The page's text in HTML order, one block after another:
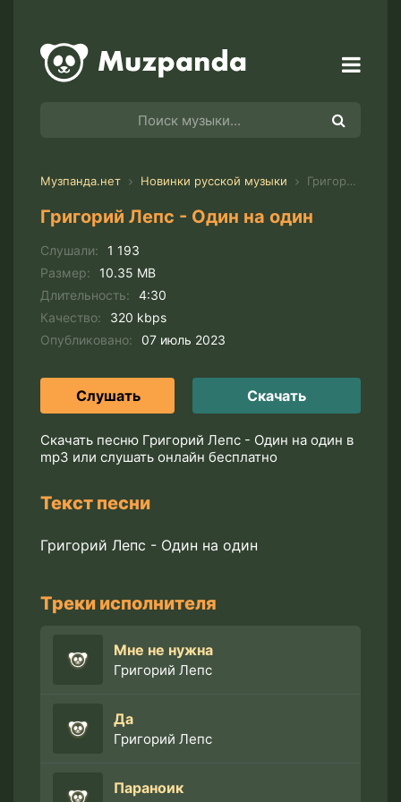
Музпанда.нет Новинки русской музыки Григорий Лепс - Один на один
Григорий Лепс - Один на один
Слушали:
1 193
Размер:
10.35 MB
Длительность:
4:30
Качество:
320 kbps
Опубликовано:
07 июль 2023
Слушать Скачать
Скачать песню Григорий Лепс - Один на один в
mp3 или слушать онлайн бесплатно
Текст песни
Григорий Лепс - Один на один
Треки исполнителя
Мне не нужна
Григорий Лепс
Да
Григорий Лепс
Параноик